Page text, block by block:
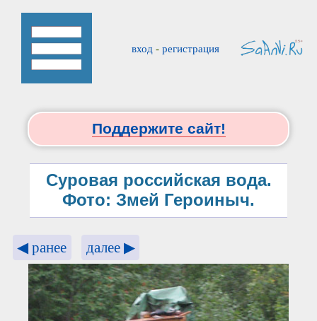
вход - регистрация
Поддержите сайт!
Суровая российская вода.
Фото: Змей Героиныч.
◀ ранее далее ▶